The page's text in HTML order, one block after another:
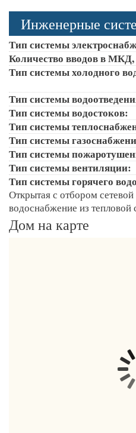
Инженерные
Тип системы
Количество вводов в МКД,
Тип системы холодного
Тип системы
Тип системы водостоков:
Тип системы
Тип системы
Тип системы
Тип системы вентиляции:
Тип системы горячего
Открытая с отбором
водоснабжение из тепловой
Дом на карте